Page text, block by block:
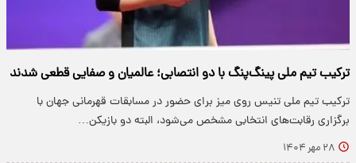
ترکیب تیم ملی پینگ‌پنگ با دو انتصابی؛ عالمیان و صفایی قطعی شدند
ترکیب تیم ملی تنیس روی میز برای حضور در مسابقات قهرمانی جهان با
برگزاری رقابت‌های انتخابی مشخص می‌شود، البته دو بازیکن…
۲۸ مهر ۱۴۰۴